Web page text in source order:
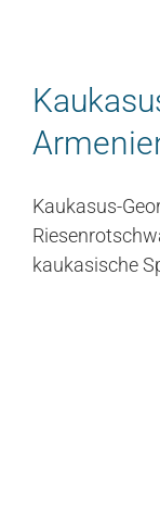
Kaukasus-
kaukasische